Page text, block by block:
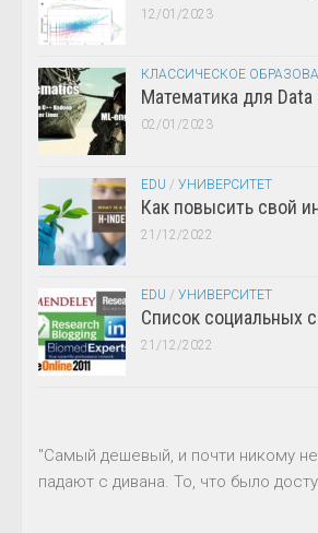
12/01/2023
КЛАССИЧЕСКОЕ
Математика для
02/01/2023
EDU / УНИВЕРСИТЕТ
Как повысить свой
21/12/2022
EDU / УНИВЕРСИТЕТ
Список социальных
21/12/2022
"Самый дешевый, и почти никому
падают с дивана. То, что было